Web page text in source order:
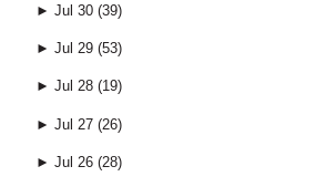
►Jul 30 (39)
►Jul 29 (53)
►Jul 28 (19)
►Jul 27 (26)
►Jul 26 (28)